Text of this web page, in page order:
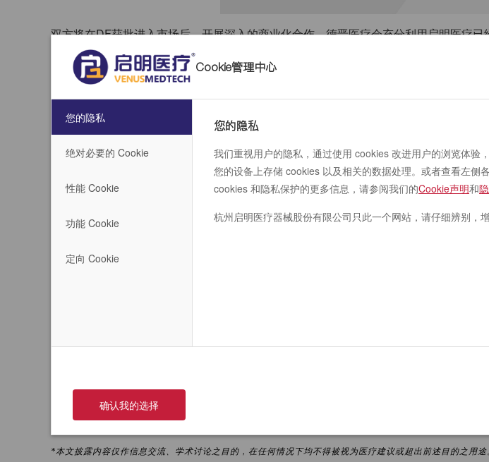
双方将在DF获批进入市场后，开展深入的商业化合作。德晋医疗会充分利用启明医疗
以及健全的临床技术培训体系等优势基础展开独家商业化合作，这也标志着启明医疗
静脉导管二尖瓣缘对缘修复技术在中国推广普及。双方将携手并坚信本次合作一定会
坚实的基础。
足20,000例。我们所面对的制约TAVR发展的主要瓶颈为：缺乏足够数量的掌握先进技
手段、市场准入流程过于繁琐导致新技术需要很多年后才可以使患者受益这四大原因
为中国领先的心脏瓣膜微创介入领域的领军企业，更加专注市场培育与扩大。基于本
面临的难点，普及中国心脏瓣膜疾病技术。
瓣市场，领航二尖瓣治疗领域，造福更多中国患者。
*本文披露内容仅作信息交流、学术讨论之目的，在任何情况下均不得被视为医疗建议或超出前述目的之用
Cookie管理中心
您的隐私
绝对必要的 Cookie
性能 Cookie
功能 Cookie
定向 Cookie
您的隐私
我们重视用户的隐私，通过使用 cookies 改进用户的浏览体
您的设备上存储 cookies 以及相关的数据处理。或者查看左
cookies 和隐私保护的更多信息，请参阅我们的Cookie声明和
杭州启明医疗器械股份有限公司只此一个网站，请仔细辨别，增
确认我的选择